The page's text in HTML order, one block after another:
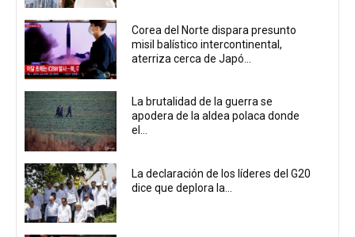
Corea del Norte dispara presunto
misil balístico intercontinental,
aterriza cerca de Japó...
La brutalidad de la guerra se
apodera de la aldea polaca donde
el...
La declaración de los líderes del G20
dice que deplora la...